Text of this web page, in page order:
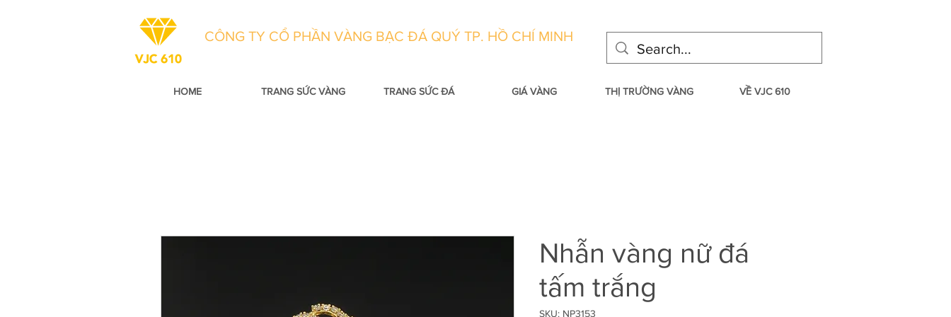
CÔNG TY CỔ PHẦN VÀNG BẠC ĐÁ QUÝ TP. HỒ CHÍ MINH
HOME TRANG SỨC VÀNG TRANG SỨC ĐÁ GIÁ VÀNG THỊ TRƯỜNG VÀNG VỀ VJC 610
Nhẫn vàng nữ đá
tấm trắng
SKU: NP3153